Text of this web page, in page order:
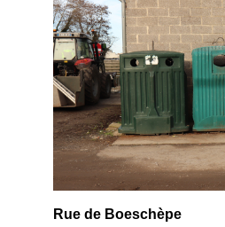
Rue de Boeschèpe